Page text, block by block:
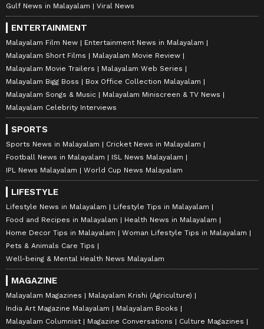
Gulf News in Malayalam
Viral News
ENTERTAINMENT
Malayalam Film New
Entertainment News in Malayalam
Malayalam Short Films
Malayalam Movie Review
Malayalam Movie Trailers
Malayalam Web Series
Malayalam Bigg Boss
Box Office Collection Malayalam
Malayalam Songs & Music
Malayalam Miniscreen & TV News
Malayalam Celebrity Interviews
SPORTS
Sports News in Malayalam
Cricket News in Malayalam
Football News in Malayalam
ISL News Malayalam
IPL News Malayalam
World Cup News Malayalam
LIFESTYLE
Lifestyle News in Malayalam
Lifestyle Tips in Malayalam
Food and Recipes in Malayalam
Health News in Malayalam
Home Decor Tips in Malayalam
Woman Lifestyle Tips in Malayalam
Pets & Animals Care Tips
Well-being & Mental Health News Malayalam
MAGAZINE
Malayalam Magazines
Malayalam Krishi (Agriculture)
India Art Magazine Malayalam
Malayalam Books
Malayalam Columnist
Magazine Conversations
Culture Magazines